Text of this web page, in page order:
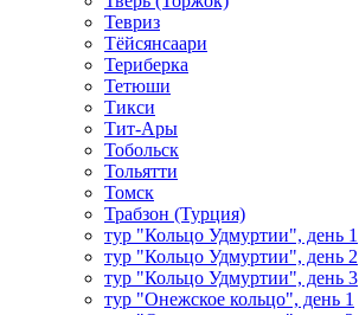
Тевриз
Тёйсянсаари
Териберка
Тетюши
Тикси
Тит-Ары
Тобольск
Тольятти
Томск
Трабзон (Турция)
тур "Кольцо Удмуртии", день 1
тур "Кольцо Удмуртии", день 2
тур "Кольцо Удмуртии", день 3
тур "Онежское кольцо", день 1